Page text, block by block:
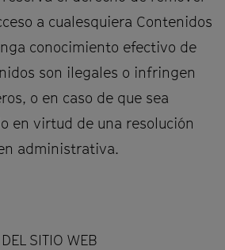
a cualesquiera Contenidos
conocimiento efectivo de
son ilegales o infringen
o en caso de que sea
en virtud de una resolución
administrativa.
SITIO WEB